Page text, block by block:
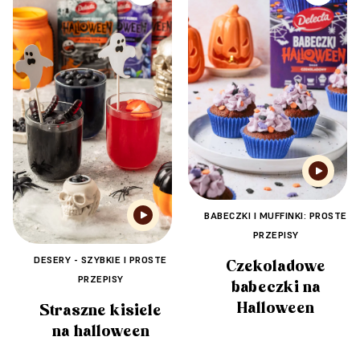
DESERY - SZYBKIE I PROSTE
PRZEPISY
Straszne kisiele
na halloween
BABECZKI I MUFFINKI: PROSTE
PRZEPISY
Czekoladowe
babeczki na
Halloween